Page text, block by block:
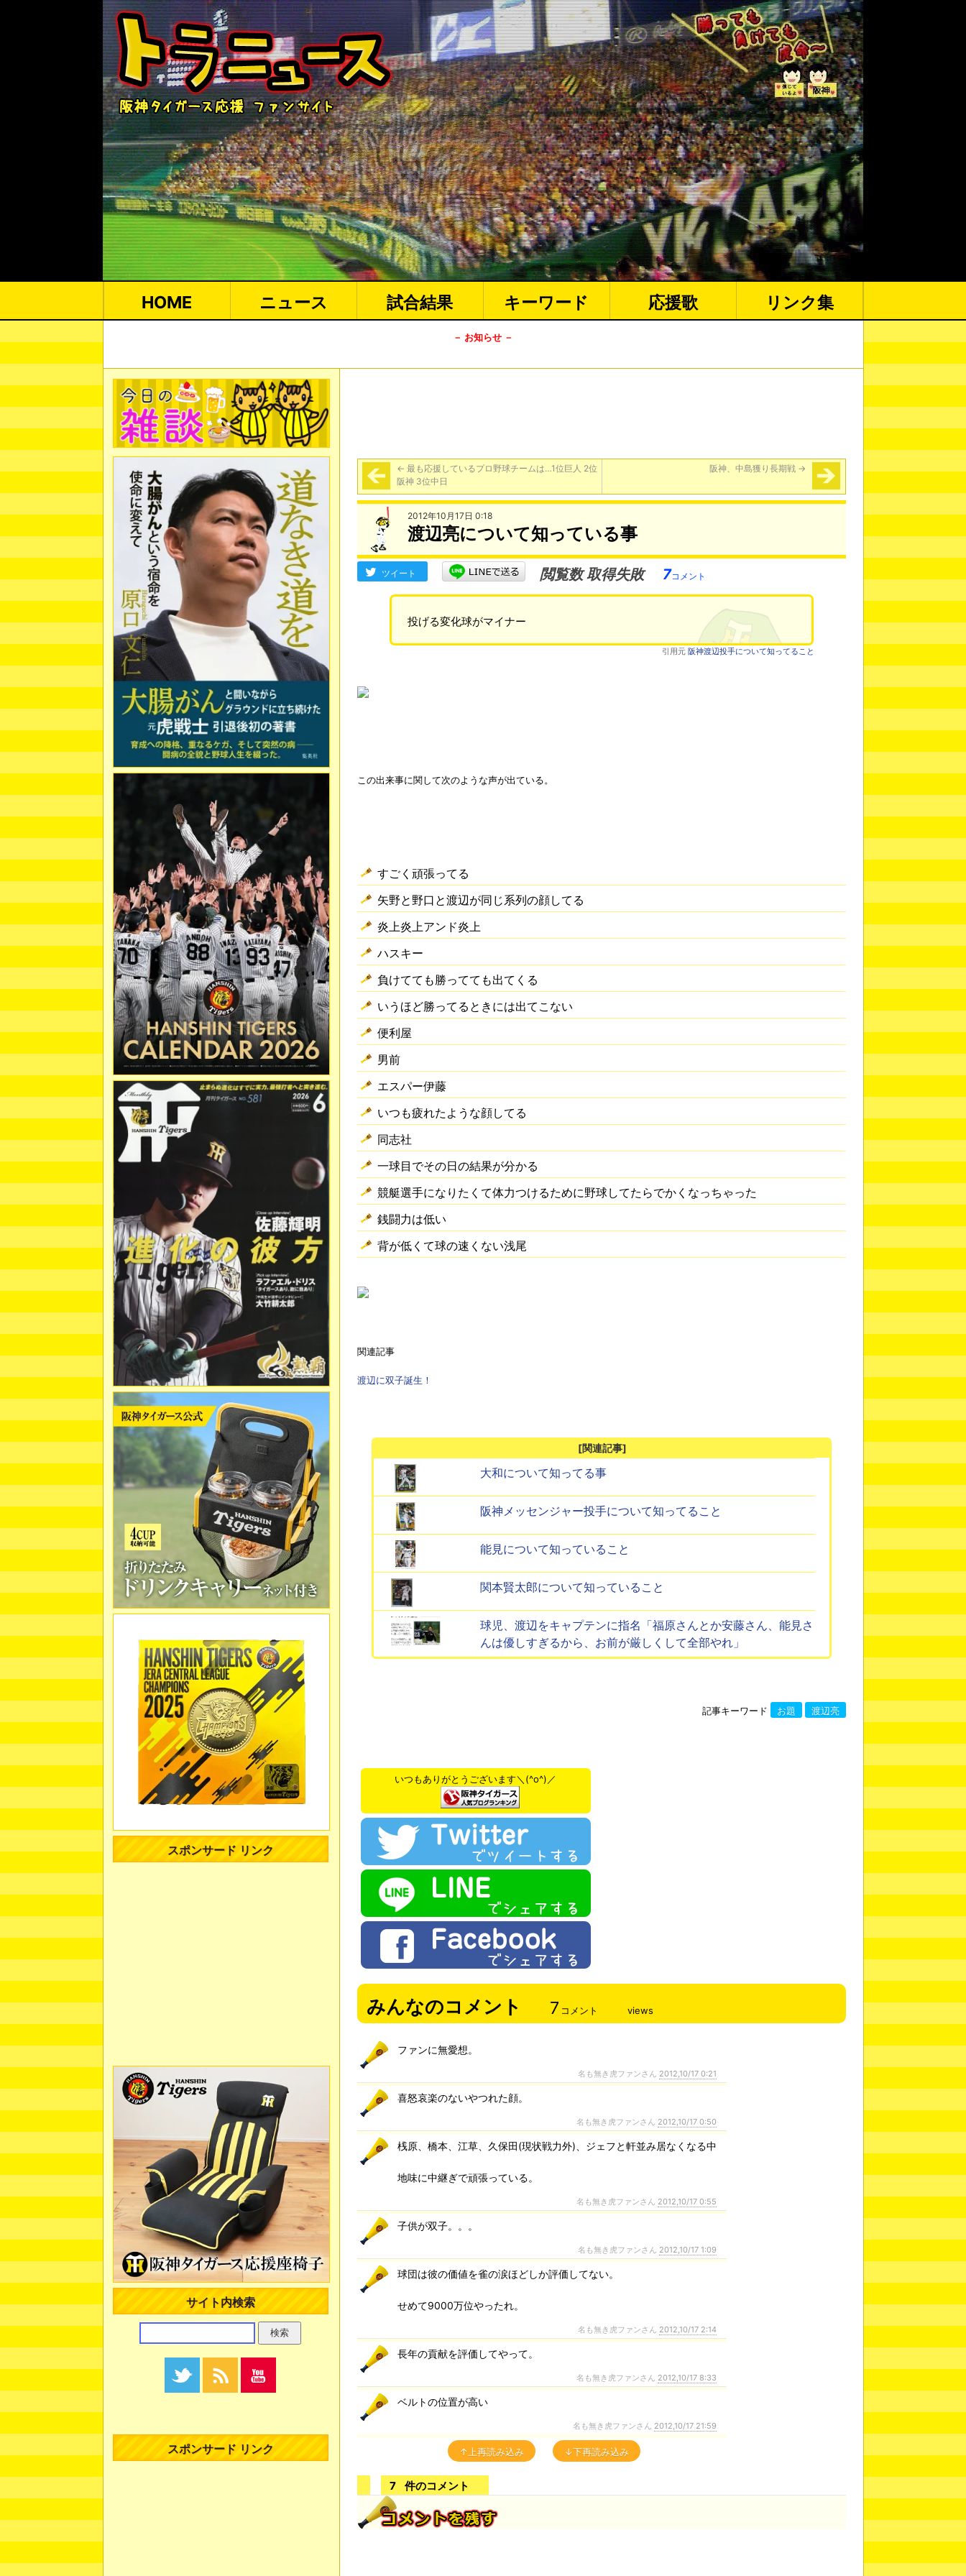
HOME ニュース 試合結果 キーワード 応援歌 リンク集
－ お知らせ －
← 最も応援しているプロ野球チームは…1位巨人 2位
阪神 3位中日
阪神、中島獲り長期戦 →
2012年10月17日 0:18
渡辺亮について知っている事
ツイート 閲覧数 取得失敗 7コメント
投げる変化球がマイナー
引用元 阪神渡辺投手について知ってること
この出来事に関して次のような声が出ている。
すごく頑張ってる
矢野と野口と渡辺が同じ系列の顔してる
炎上炎上アンド炎上
ハスキー
負けてても勝ってても出てくる
いうほど勝ってるときには出てこない
便利屋
男前
エスパー伊藤
いつも疲れたような顔してる
同志社
一球目でその日の結果が分かる
競艇選手になりたくて体力つけるために野球してたらでかくなっちゃった
銭闘力は低い
背が低くて球の速くない浅尾
関連記事
渡辺に双子誕生！
[関連記事]
大和について知ってる事
阪神メッセンジャー投手について知ってること
能見について知っていること
関本賢太郎について知っていること
球児、渡辺をキャプテンに指名「福原さんとか安藤さん、能見さ
んは優しすぎるから、お前が厳しくして全部やれ」
記事キーワード お題 渡辺亮
いつもありがとうございます＼(^o^)／
みんなのコメント 7 コメント views
ファンに無愛想。
名も無き虎ファンさん 2012,10/17 0:21
喜怒哀楽のないやつれた顔。
名も無き虎ファンさん 2012,10/17 0:50
桟原、橋本、江草、久保田(現状戦力外)、ジェフと軒並み居なくなる中
地味に中継ぎで頑張っている。
名も無き虎ファンさん 2012,10/17 0:55
子供が双子。。。
名も無き虎ファンさん 2012,10/17 1:09
球団は彼の価値を雀の涙ほどしか評価してない。
せめて9000万位やったれ。
名も無き虎ファンさん 2012,10/17 2:14
長年の貢献を評価してやって。
名も無き虎ファンさん 2012,10/17 8:33
ベルトの位置が高い
名も無き虎ファンさん 2012,10/17 21:59
↑上再読み込み ↓下再読み込み
7 件のコメント
スポンサード リンク
サイト内検索
スポンサード リンク